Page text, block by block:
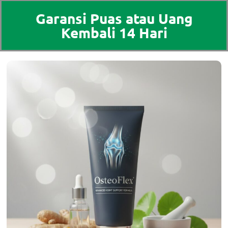
Garansi Puas atau Uang
Kembali 14 Hari